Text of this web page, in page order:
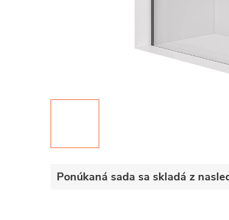
Ponúkaná sada sa skladá z